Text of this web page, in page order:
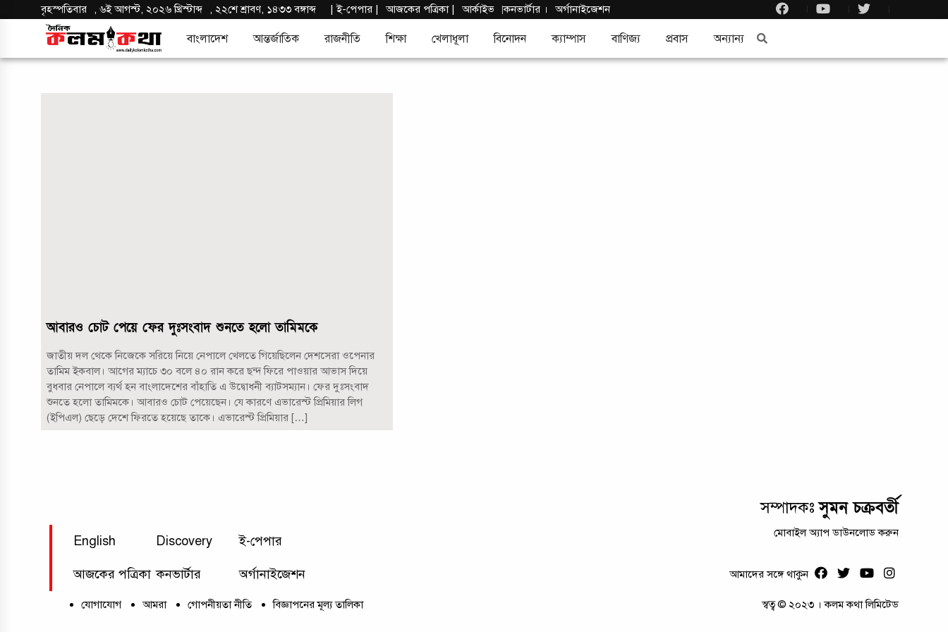
বৃহস্পতিবার ,৬ই আগস্ট, ২০২৬ খ্রিস্টাব্দ ,২২শে শ্রাবণ, ১৪৩৩ বঙ্গাব্দ |ই-পেপার | আজকের পত্রিকা | আর্কাইভ |কনভার্টার । অর্গানাইজেশন
বাংলাদেশ আন্তর্জাতিক রাজনীতি শিক্ষা খেলাধূলা বিনোদন ক্যাম্পাস বাণিজ্য প্রবাস অন্যান্য
আবারও চোট পেয়ে ফের দুঃসংবাদ শুনতে হলো তামিমকে
জাতীয় দল থেকে নিজেকে সরিয়ে নিয়ে নেপালে খেলতে গিয়েছিলেন দেশসেরা ওপেনার
তামিম ইকবাল। আগের ম্যাচে ৩০ বলে ৪০ রান করে ছন্দ ফিরে পাওয়ার আভাস দিয়ে
বুধবার নেপালে ব্যর্থ হন বাংলাদেশের বাঁহাতি এ উদ্বোধনী ব্যাটসম্যান। ফের দুঃসংবাদ
শুনতে হলো তামিমকে। আবারও চোট পেয়েছেন। যে কারণে এভারেস্ট প্রিমিয়ার লিগ
(ইপিএল) ছেড়ে দেশে ফিরতে হয়েছে তাকে। এভারেস্ট প্রিমিয়ার […]
সম্পাদকঃসুমন চক্রবর্তী
English Discovery ই-পেপার
আজকের পত্রিকা কনভার্টার অর্গানাইজেশন
মোবাইল অ্যাপ ডাউনলোড করুন
আমাদের সঙ্গে থাকুন
যোগাযোগ আমরা গোপনীয়তা নীতি বিজ্ঞাপনের মূল্য তালিকা স্বত্ব © ২০২৩ । কলম কথা লিমিটেড